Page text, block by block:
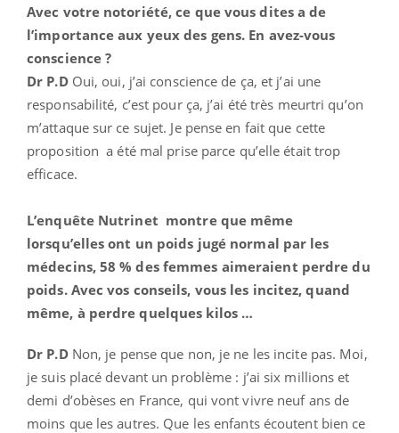
Avec votre notoriété, ce que vous dites a de
l’importance aux yeux des gens. En avez-vous
conscience ?
Dr P.DOui, oui, j’ai conscience de ça, et j’ai une
responsabilité, c’est pour ça, j’ai été très meurtri qu’on
m’attaque sur ce sujet. Je pense en fait que cette
proposition a été mal prise parce qu’elle était trop
efficace.
L’enquête Nutrinet montre que même
lorsqu’elles ont un poids jugé normal par les
médecins, 58 % des femmes aimeraient perdre du
poids. Avec vos conseils, vous les incitez, quand
même, à perdre quelques kilos …
Dr P.DNon, je pense que non, je ne les incite pas. Moi,
je suis placé devant un problème : j’ai six millions et
demi d’obèses en France, qui vont vivre neuf ans de
moins que les autres. Que les enfants écoutent bien ce